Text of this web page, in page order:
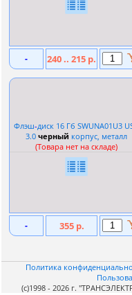
- 240 .. 215 р.
Флэш-диск 16 Гб SWUNA01U3
3.0 черный корпус, металл
(Товара нет на складе)
- 355 р.
Политика
(c)1998 - 2026 г.